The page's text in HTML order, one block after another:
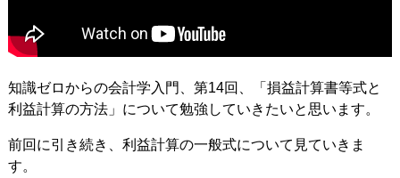
知識ゼロからの会計学入門、第14回、「損益計算書等式と
利益計算の方法」について勉強していきたいと思います。
前回に引き続き、利益計算の一般式について見ていきま
す。